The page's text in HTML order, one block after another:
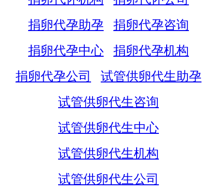
捐卵代孕助孕
捐卵代孕咨询
捐卵代孕中心
捐卵代孕机构
捐卵代孕公司
试管供卵代生助孕
试管供卵代生咨询
试管供卵代生中心
试管供卵代生机构
试管供卵代生公司